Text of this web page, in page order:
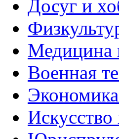
Досуг и
Медицина
Военная
Искусство